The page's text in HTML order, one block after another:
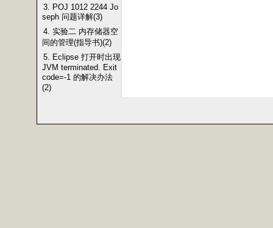
3. POJ 1012 2244 Jo
seph 问题详解(3)
4. 实验二 内存储器空
间的管理(指导书)(2)
5. Eclipse 打开时出现
JVM terminated. Exit
code=-1 的解决办法
(2)